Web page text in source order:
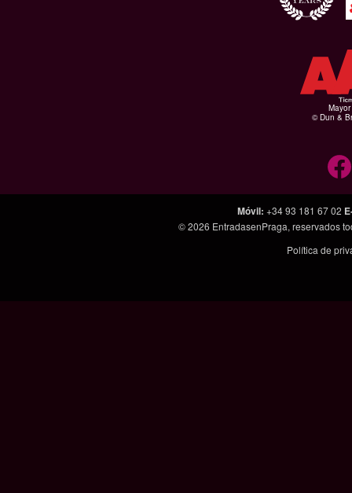
© Dun &
Móvil: +34 93 181 67 02
© 2026 EntradasenPraga, reservados
Política de